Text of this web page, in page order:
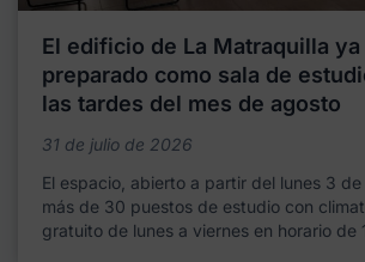
El edificio de La Matraquilla ya
preparado como sala de
las tardes del mes de agosto
31 de julio de 2026
El espacio, abierto a partir del lunes 3
más de 30 puestos de estudio con
gratuito de lunes a viernes en horario de